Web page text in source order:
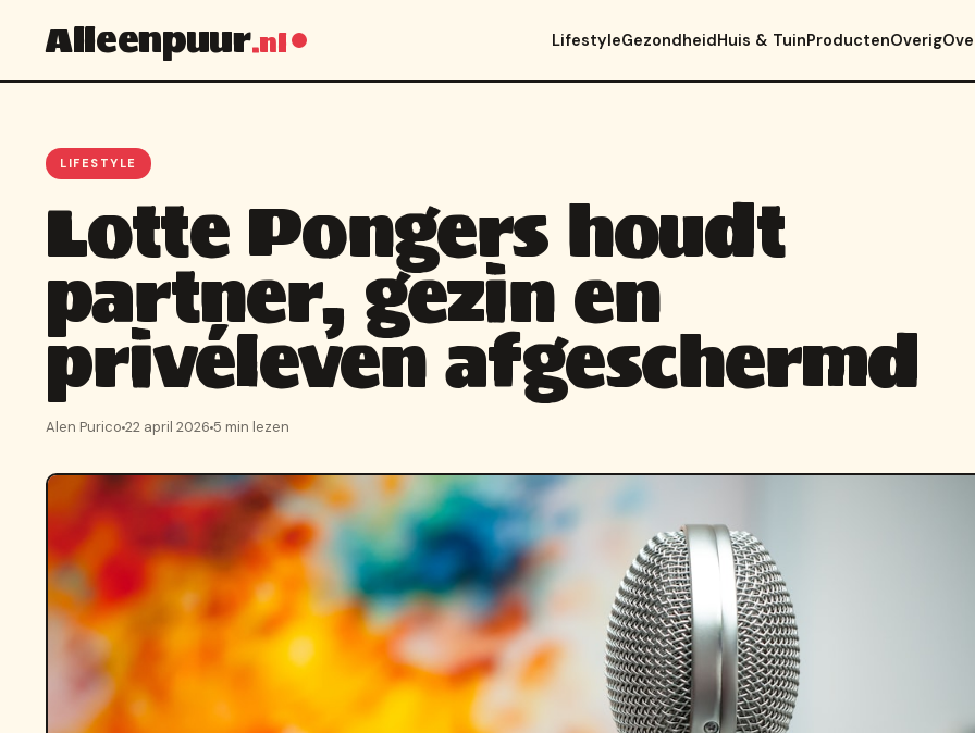
Alleenpuur.nl LifestyleGezondheidHuis & TuinProductenOverig
LIFESTYLE
Lotte Pongers houdt
partner, gezin en
privéleven afgeschermd
Alen Purico 22 april 2026 5 min lezen